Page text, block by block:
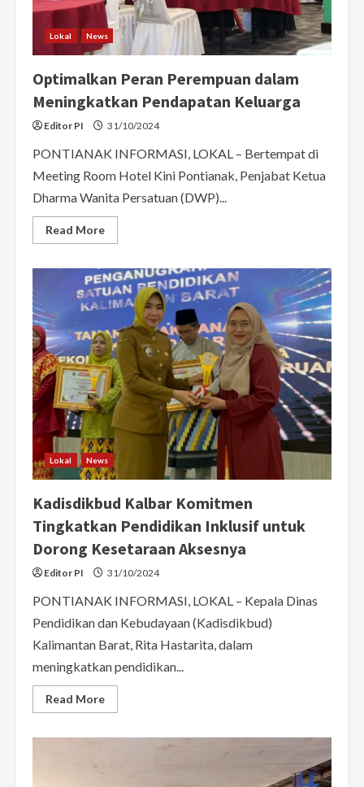
Lokal News
Optimalkan Peran Perempuan dalam
Meningkatkan Pendapatan Keluarga
Editor PI 31/10/2024
PONTIANAK INFORMASI, LOKAL – Bertempat di
Meeting Room Hotel Kini Pontianak, Penjabat Ketua
Dharma Wanita Persatuan (DWP)...
Read MoreRead
more
Peran
Perempuan
dalam
Meningkatkan
Pendapatan
Keluarga
Lokal News
Kadisdikbud Kalbar Komitmen
Tingkatkan Pendidikan Inklusif untuk
Dorong Kesetaraan Aksesnya
Editor PI 31/10/2024
PONTIANAK INFORMASI, LOKAL – Kepala Dinas
Pendidikan dan Kebudayaan (Kadisdikbud)
Kalimantan Barat, Rita Hastarita, dalam
meningkatkan pendidikan...
Read MoreRead
more